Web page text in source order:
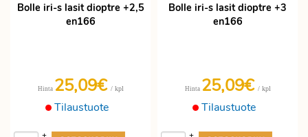
Bolle iri-s lasit dioptre +2,5
en166
Tilaustuote
Hinta 25,09€ / kpl
Bolle iri-s lasit dioptre +3
en166
Tilaustuote
Hinta 25,09€ / kpl